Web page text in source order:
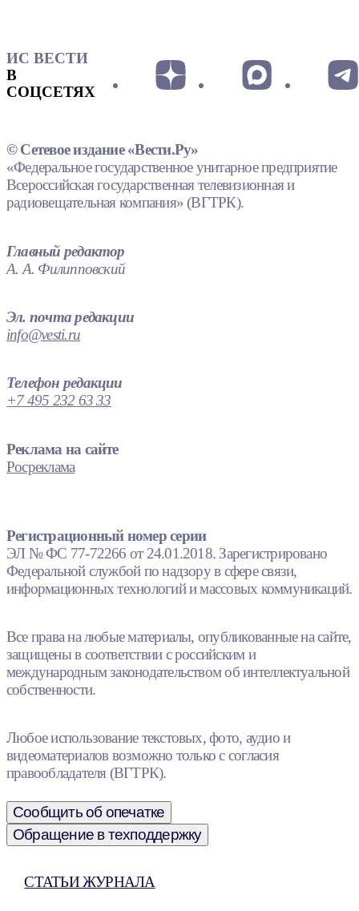
ИС ВЕСТИ
В
СОЦСЕТЯХ
© Сетевое издание «Вести.Ру»
«Федеральное государственное унитарное предприятие
Всероссийская государственная телевизионная и
радиовещательная компания» (ВГТРК).
Главный редактор
А. А. Филипповский
Эл. почта редакции
info@vesti.ru
Телефон редакции
+7 495 232 63 33
Реклама на сайте
Росреклама
Регистрационный номер серии
ЭЛ № ФС 77-72266 от 24.01.2018. Зарегистрировано
Федеральной службой по надзору в сфере связи,
информационных технологий и массовых коммуникаций.
Все права на любые материалы, опубликованные на сайте,
защищены в соответствии с российским и
международным законодательством об интеллектуальной
собственности.
Любое использование текстовых, фото, аудио и
видеоматериалов возможно только с согласия
правообладателя (ВГТРК).
Сообщить об опечатке
Обращение в техподдержку
СТАТЬИ ЖУРНАЛА